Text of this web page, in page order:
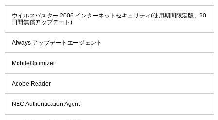
ウイルスバスター 2006 インターネットセキュリティ(使用期間限定版、90
日間無償アップデート)
Always アップデートエージェント
MobileOptimizer
Adobe Reader
NEC Authentication Agent